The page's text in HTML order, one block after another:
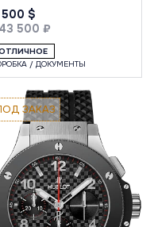
$
500 ₽
/ ДОКУМЕНТЫ
ЗАКАЗ